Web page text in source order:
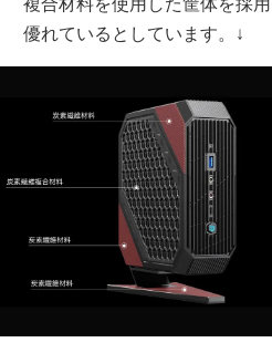
優れているとしています。↓